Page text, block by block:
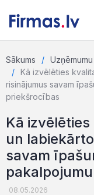
Sākums
Kā izvēlēties
risinājumus savam
priekšrocības
Kā
un
savam
08.05.2026